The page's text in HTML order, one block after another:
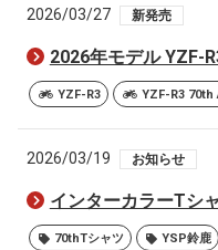
2026/03/27 新発売
2026年モデル YZF-
YZF-R3
2026/03/19 お知らせ
インターカラーTシ
70thTシャツ YSP鈴鹿